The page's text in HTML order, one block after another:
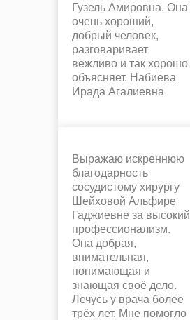
Гузель Амировна. Она
очень хороший,
добрый человек,
разговаривает
вежливо и так хорошо
объясняет. Набиева
Ирада Агалиевна
Выражаю искреннюю
благодарность
сосудистому хирургу
Шейховой Альфире
Гаджиевне за высокий
профессионализм.
Она добрая,
внимательная,
понимающая и
знающая своё дело.
Лечусь у врача более
трёх лет. Мне помогло